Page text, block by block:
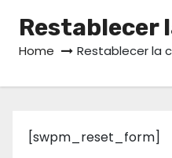
Restablecer
Home Restablecer la
[swpm_reset_form]